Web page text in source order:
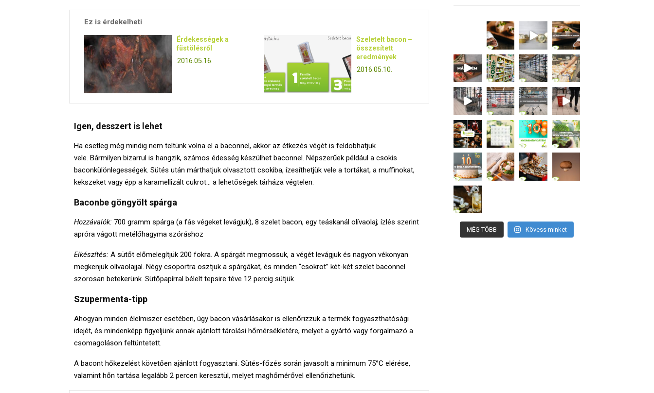
Ez is érdekelheti
Érdekességek a
füstölésről
2016.05.16.
Szeletelt bacon –
összesített
eredmények
2016.05.10.
Igen, desszert is lehet
Ha esetleg még mindig nem teltünk volna el a baconnel, akkor az étkezés végét is feldobhatjuk
vele. Bármilyen bizarrul is hangzik, számos édesség készülhet baconnel. Népszerűek például a csokis
baconkülönlegességek. Sütés után márthatjuk olvasztott csokiba, ízesíthetjük vele a tortákat, a muffinokat,
kekszeket vagy épp a karamellizált cukrot… a lehetőségek tárháza végtelen.
Baconbe göngyölt spárga
Hozzávalók: 700 gramm spárga (a fás végeket levágjuk), 8 szelet bacon, egy teáskanál olívaolaj; ízlés szerint
apróra vágott metélőhagyma szóráshoz
Elkészítés: A sütőt előmelegítjük 200 fokra. A spárgát megmossuk, a végét levágjuk és nagyon vékonyan
megkenjük olívaolajjal. Négy csoportra osztjuk a spárgákat, és minden “csokrot” két-két szelet baconnel
szorosan betekerünk. Sütőpapírral bélelt tepsire téve 12 percig sütjük.
Szupermenta-tipp
Ahogyan minden élelmiszer esetében, úgy bacon vásárlásakor is ellenőrizzük a termék fogyaszthatósági
idejét, és mindenképp figyeljünk annak ajánlott tárolási hőmérsékletére, melyet a gyártó vagy forgalmazó a
csomagoláson feltüntetett.
A bacont hőkezelést követően ajánlott fogyasztani. Sütés-főzés során javasolt a minimum 75°C elérése,
valamint hőn tartása legalább 2 percen keresztül, melyet maghőmérővel ellenőrizhetünk.
MÉG TÖBB Kövess minket